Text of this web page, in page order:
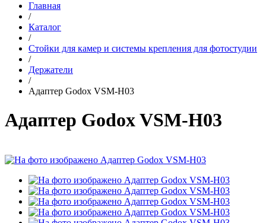
Главная
/
Каталог
/
Стойки для камер и системы крепления для фотостудии
/
Держатели
/
Адаптер Godox VSM-H03
Адаптер Godox VSM-H03